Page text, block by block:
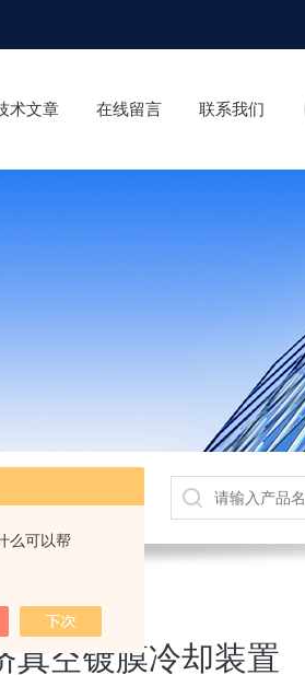
么可以帮
术文章 在线留言 联系我们
真空镀膜冷却装置